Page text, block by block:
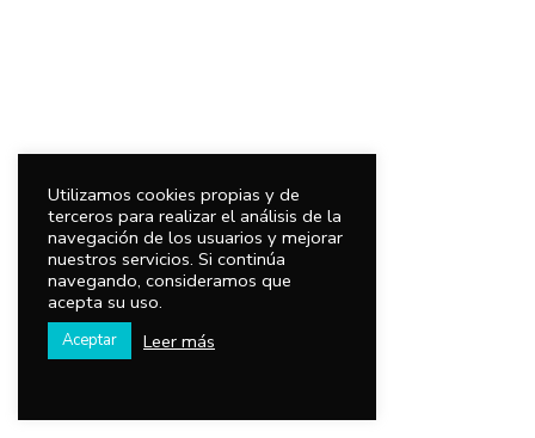
Utilizamos cookies propias y de
terceros para realizar el análisis de la
navegación de los usuarios y mejorar
nuestros servicios. Si continúa
navegando, consideramos que
acepta su uso.
Aceptar Leer más